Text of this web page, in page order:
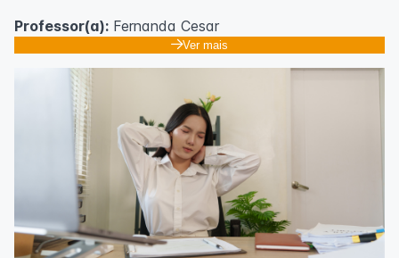
Professor(a): Fernanda Cesar
Ver mais